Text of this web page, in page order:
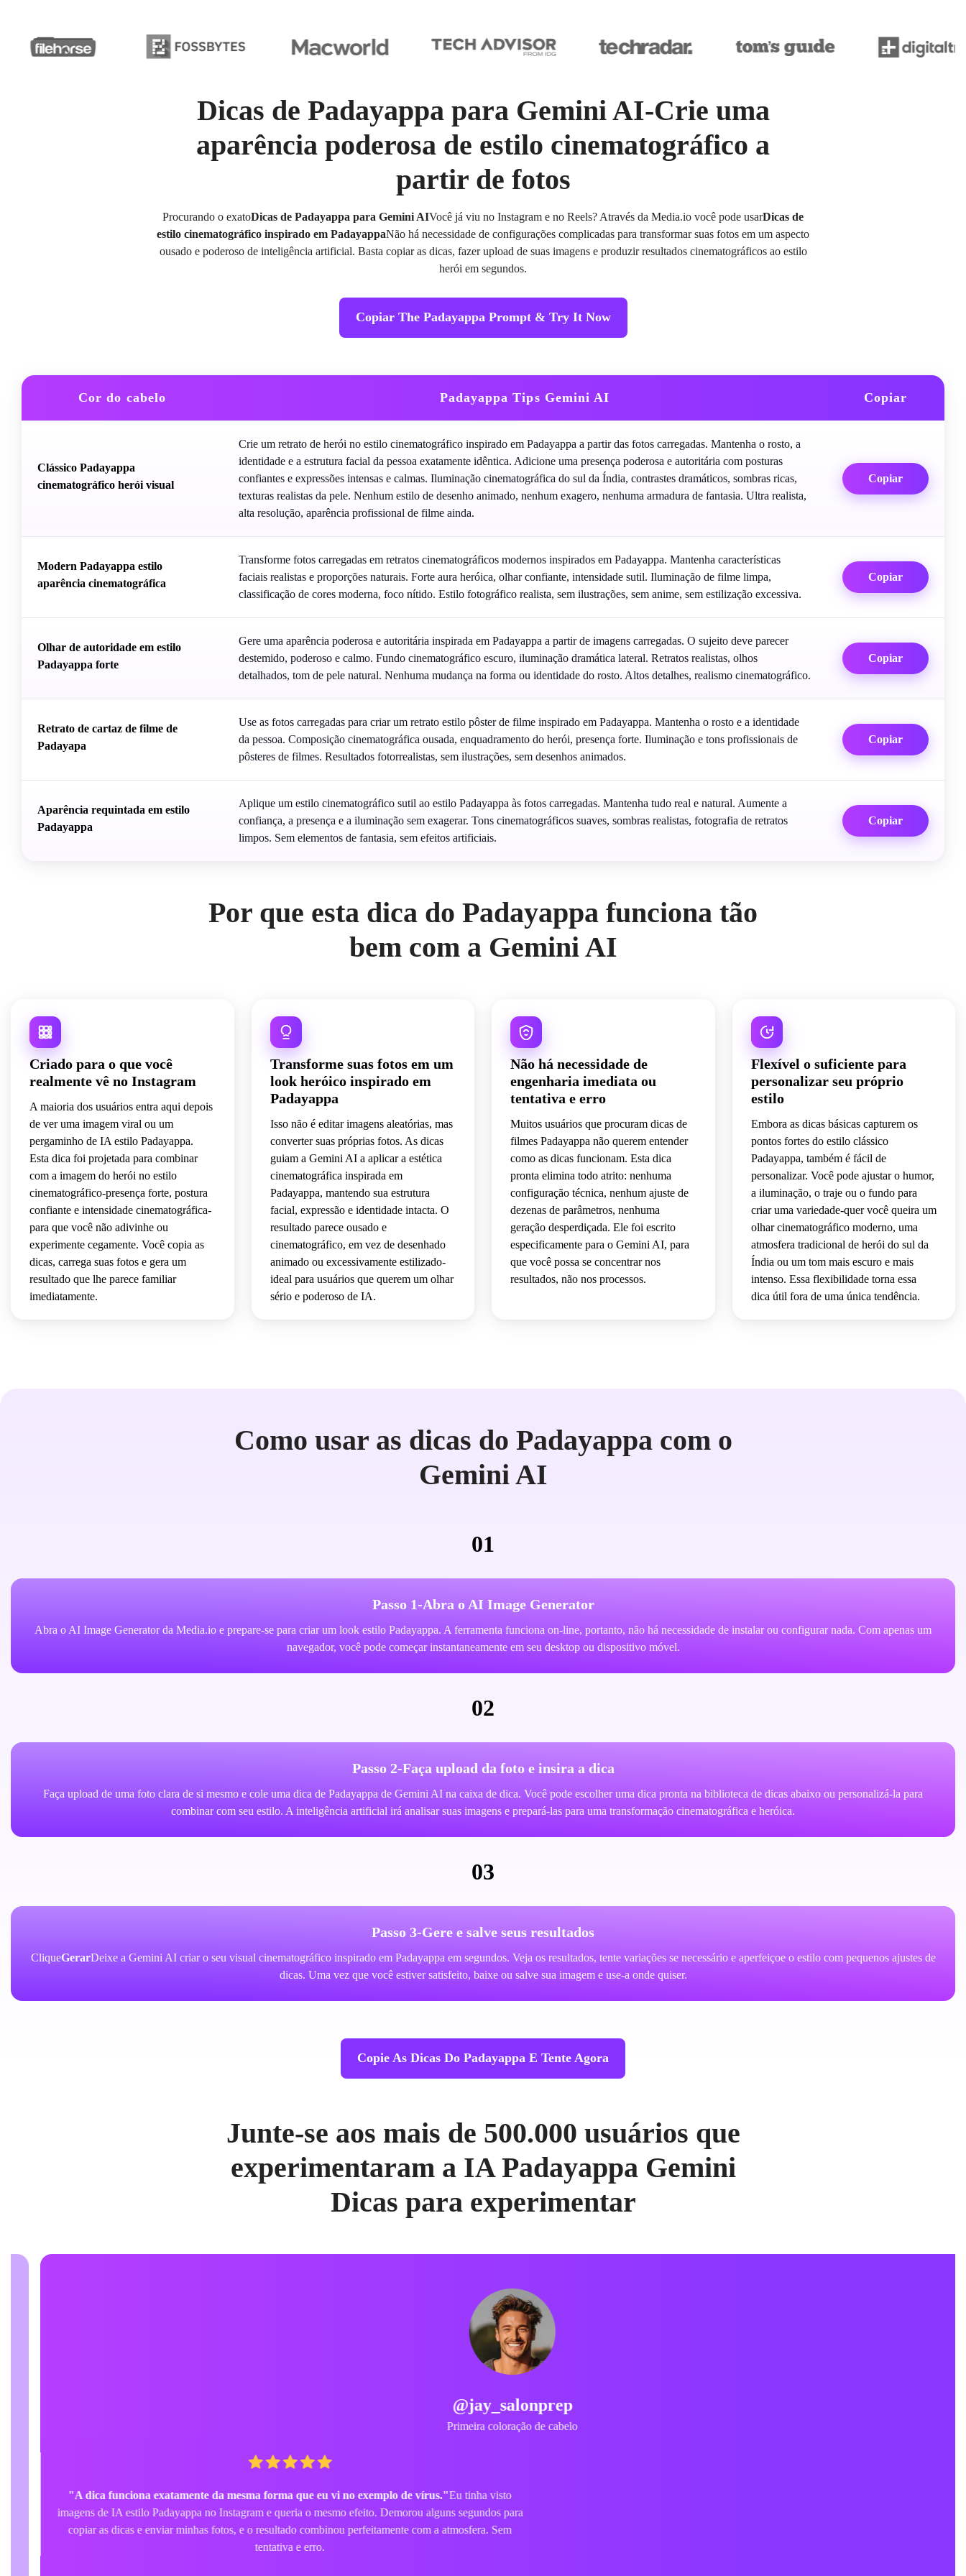
Dicas de Padayappa para Gemini AI-Crie uma
aparência poderosa de estilo cinematográfico a
partir de fotos
Procurando o exatoDicas de Padayappa para Gemini AIVocê já viu no Instagram e no Reels? Através da Media.io você pode usarDicas de
estilo cinematográfico inspirado em PadayappaNão há necessidade de configurações complicadas para transformar suas fotos em um aspecto
ousado e poderoso de inteligência artificial. Basta copiar as dicas, fazer upload de suas imagens e produzir resultados cinematográficos ao estilo
herói em segundos.
Copiar The Padayappa Prompt & Try It Now
Cor do cabelo Padayappa Tips Gemini AI Copiar
Clássico Padayappa
cinematográfico herói visual
Crie um retrato de herói no estilo cinematográfico inspirado em Padayappa a partir das fotos carregadas. Mantenha o rosto, a
identidade e a estrutura facial da pessoa exatamente idêntica. Adicione uma presença poderosa e autoritária com posturas
confiantes e expressões intensas e calmas. Iluminação cinematográfica do sul da Índia, contrastes dramáticos, sombras ricas,
texturas realistas da pele. Nenhum estilo de desenho animado, nenhum exagero, nenhuma armadura de fantasia. Ultra realista,
alta resolução, aparência profissional de filme ainda.
Copiar
Modern Padayappa estilo
aparência cinematográfica
Transforme fotos carregadas em retratos cinematográficos modernos inspirados em Padayappa. Mantenha características
faciais realistas e proporções naturais. Forte aura heróica, olhar confiante, intensidade sutil. Iluminação de filme limpa,
classificação de cores moderna, foco nítido. Estilo fotográfico realista, sem ilustrações, sem anime, sem estilização excessiva.
Copiar
Olhar de autoridade em estilo
Padayappa forte
Gere uma aparência poderosa e autoritária inspirada em Padayappa a partir de imagens carregadas. O sujeito deve parecer
destemido, poderoso e calmo. Fundo cinematográfico escuro, iluminação dramática lateral. Retratos realistas, olhos
detalhados, tom de pele natural. Nenhuma mudança na forma ou identidade do rosto. Altos detalhes, realismo cinematográfico.
Copiar
Retrato de cartaz de filme de
Padayapa
Use as fotos carregadas para criar um retrato estilo pôster de filme inspirado em Padayappa. Mantenha o rosto e a identidade
da pessoa. Composição cinematográfica ousada, enquadramento do herói, presença forte. Iluminação e tons profissionais de
pôsteres de filmes. Resultados fotorrealistas, sem ilustrações, sem desenhos animados.
Copiar
Aparência requintada em estilo
Padayappa
Aplique um estilo cinematográfico sutil ao estilo Padayappa às fotos carregadas. Mantenha tudo real e natural. Aumente a
confiança, a presença e a iluminação sem exagerar. Tons cinematográficos suaves, sombras realistas, fotografia de retratos
limpos. Sem elementos de fantasia, sem efeitos artificiais.
Copiar
Por que esta dica do Padayappa funciona tão
bem com a Gemini AI
Criado para o que você
realmente vê no Instagram
A maioria dos usuários entra aqui depois
de ver uma imagem viral ou um
pergaminho de IA estilo Padayappa.
Esta dica foi projetada para combinar
com a imagem do herói no estilo
cinematográfico-presença forte, postura
confiante e intensidade cinematográfica-
para que você não adivinhe ou
experimente cegamente. Você copia as
dicas, carrega suas fotos e gera um
resultado que lhe parece familiar
imediatamente.
Transforme suas fotos em um
look heróico inspirado em
Padayappa
Isso não é editar imagens aleatórias, mas
converter suas próprias fotos. As dicas
guiam a Gemini AI a aplicar a estética
cinematográfica inspirada em
Padayappa, mantendo sua estrutura
facial, expressão e identidade intacta. O
resultado parece ousado e
cinematográfico, em vez de desenhado
animado ou excessivamente estilizado-
ideal para usuários que querem um olhar
sério e poderoso de IA.
Não há necessidade de
engenharia imediata ou
tentativa e erro
Muitos usuários que procuram dicas de
filmes Padayappa não querem entender
como as dicas funcionam. Esta dica
pronta elimina todo atrito: nenhuma
configuração técnica, nenhum ajuste de
dezenas de parâmetros, nenhuma
geração desperdiçada. Ele foi escrito
especificamente para o Gemini AI, para
que você possa se concentrar nos
resultados, não nos processos.
Flexível o suficiente para
personalizar seu próprio
estilo
Embora as dicas básicas capturem os
pontos fortes do estilo clássico
Padayappa, também é fácil de
personalizar. Você pode ajustar o humor,
a iluminação, o traje ou o fundo para
criar uma variedade-quer você queira um
olhar cinematográfico moderno, uma
atmosfera tradicional de herói do sul da
Índia ou um tom mais escuro e mais
intenso. Essa flexibilidade torna essa
dica útil fora de uma única tendência.
Como usar as dicas do Padayappa com o
Gemini AI
01
Passo 1-Abra o AI Image Generator
Abra o AI Image Generator da Media.io e prepare-se para criar um look estilo Padayappa. A ferramenta funciona on-line, portanto, não há necessidade de instalar ou configurar nada. Com apenas um
navegador, você pode começar instantaneamente em seu desktop ou dispositivo móvel.
02
Passo 2-Faça upload da foto e insira a dica
Faça upload de uma foto clara de si mesmo e cole uma dica de Padayappa de Gemini AI na caixa de dica. Você pode escolher uma dica pronta na biblioteca de dicas abaixo ou personalizá-la para
combinar com seu estilo. A inteligência artificial irá analisar suas imagens e prepará-las para uma transformação cinematográfica e heróica.
03
Passo 3-Gere e salve seus resultados
CliqueGerarDeixe a Gemini AI criar o seu visual cinematográfico inspirado em Padayappa em segundos. Veja os resultados, tente variações se necessário e aperfeiçoe o estilo com pequenos ajustes de
dicas. Uma vez que você estiver satisfeito, baixe ou salve sua imagem e use-a onde quiser.
Copie As Dicas Do Padayappa E Tente Agora
Junte-se aos mais de 500.000 usuários que
experimentaram a IA Padayappa Gemini
Dicas para experimentar
@jay_salonprep
Primeira coloração de cabelo
"A dica funciona exatamente da mesma forma que eu vi no exemplo de vírus."Eu tinha visto
imagens de IA estilo Padayappa no Instagram e queria o mesmo efeito. Demorou alguns segundos para
copiar as dicas e enviar minhas fotos, e o resultado combinou perfeitamente com a atmosfera. Sem
tentativa e erro.